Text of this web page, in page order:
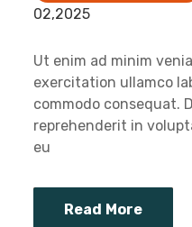
02,2025
Ut enim ad minim
exercitation ullamco
commodo consequat.
reprehenderit in
eu
Read More